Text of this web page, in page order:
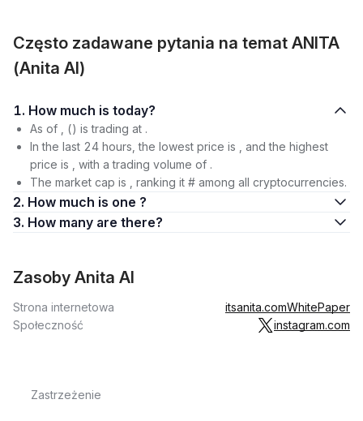
Często zadawane pytania na temat ANITA
(Anita AI)
1. How much is today?
As of , () is trading at .
In the last 24 hours, the lowest price is , and the highest
price is , with a trading volume of .
The market cap is , ranking it # among all cryptocurrencies.
2. How much is one ?
3. How many are there?
Zasoby Anita AI
Strona internetowa itsanita.comWhitePaper
Społeczność
instagram.com
Zastrzeżenie